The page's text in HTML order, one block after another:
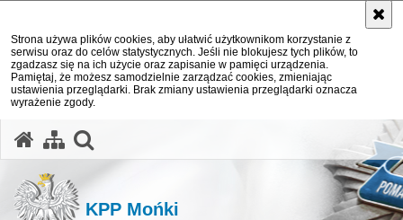
Strona używa plików cookies, aby ułatwić użytkownikom korzystanie z
serwisu oraz do celów statystycznych. Jeśli nie blokujesz tych plików, to
zgadzasz się na ich użycie oraz zapisanie w pamięci urządzenia.
Pamiętaj, że możesz samodzielnie zarządzać cookies, zmieniając
ustawienia przeglądarki. Brak zmiany ustawienia przeglądarki oznacza
wyrażenie zgody.
KPP Mońki